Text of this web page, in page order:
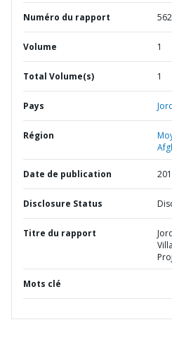
Numéro du rapport
Volume 1
Total Volume(s) 1
Pays
Région
Date de publication
Disclosure Status
Titre du rapport
Mots clé